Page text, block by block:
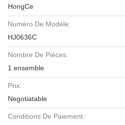
HongCe
Numéro De Modèle:
HJ0636C
Nombre De Pièces:
1 ensemble
Prix:
Negotiatable
Conditions De Paiement: